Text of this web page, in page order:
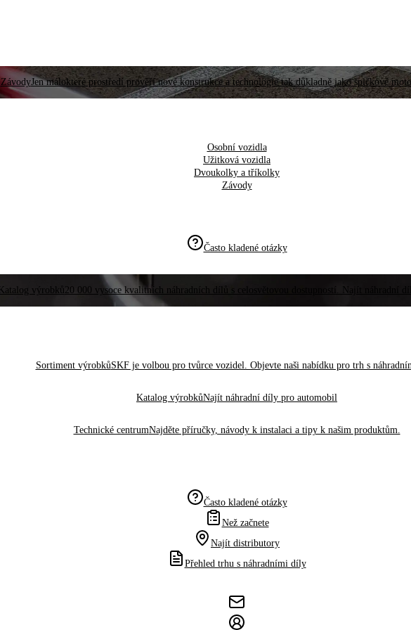
ZávodyJen málokteré prostředí prověří nové konstrukce a technologie tak důkladně jako špičkové
Osobní vozidla
Užitková vozidla
Dvoukolky a tříkolky
Závody
Často kladené otázky
Katalog výrobků20 000 vysoce kvalitních náhradních dílů s celosvětovou dostupností. Najít náhradní
Sortiment výrobkůSKF je volbou pro tvůrce vozidel. Objevte naši nabídku pro trh s
Katalog výrobkůNajít náhradní díly pro automobil
Technické centrumNajděte příručky, návody k instalaci a tipy k našim produktům.
Často kladené otázky
Než začnete
Najít distributory
Přehled trhu s náhradními díly